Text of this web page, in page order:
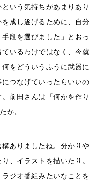
いう気持ちがあまりあり
成し遂げるために、自分
段を選びました」とおっ
いるわけではなく、今就
をどういうふうに武器に
つなげていったらいいの
前田さんは「何かを作り
か。
ありましたね。分かりや
、イラストを描いたり。
ジオ番組みたいなことを